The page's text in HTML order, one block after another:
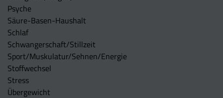
Psyche
Säure-Basen-Haushalt
Schlaf
Schwangerschaft/Stillzeit
Sport/Muskulatur/Sehnen/Energie
Stoffwechsel
Stress
Übergewicht